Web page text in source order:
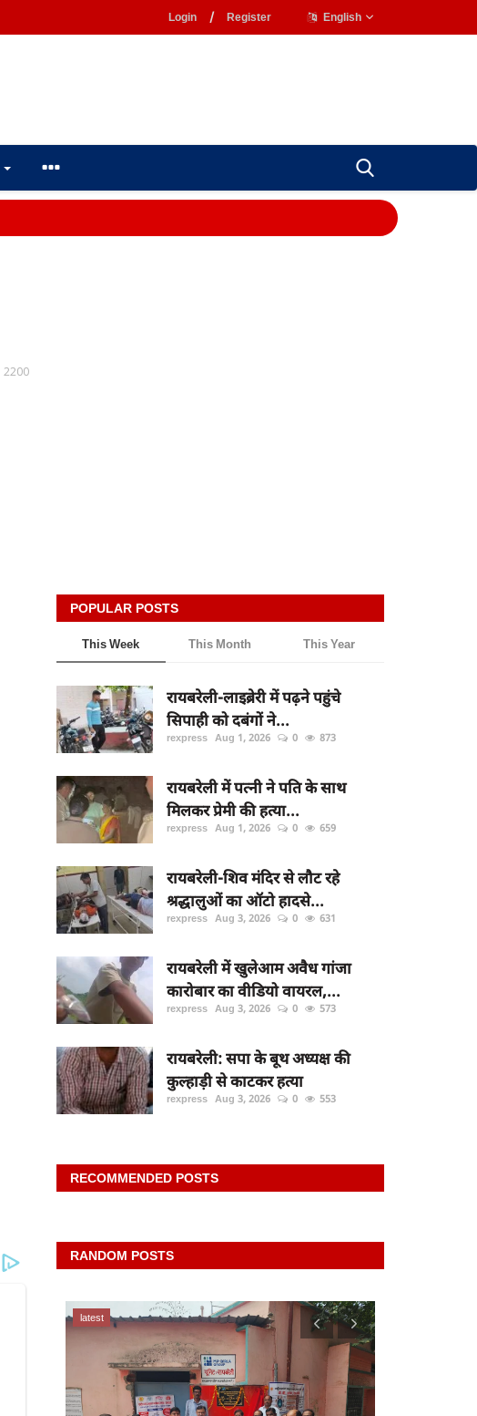
Login / Register English
2200
POPULAR POSTS
This Week This Month This Year
रायबरेली-लाइब्रेरी में पढ़ने पहुंचे
सिपाही को दबंगों ने...
rexpress Aug 1, 2026 0 873
रायबरेली में पत्नी ने पति के साथ
मिलकर प्रेमी की हत्या...
rexpress Aug 1, 2026 0 659
रायबरेली-शिव मंदिर से लौट रहे
श्रद्धालुओं का ऑटो हादसे...
rexpress Aug 3, 2026 0 631
रायबरेली में खुलेआम अवैध गांजा
कारोबार का वीडियो वायरल,...
rexpress Aug 3, 2026 0 573
रायबरेली: सपा के बूथ अध्यक्ष की
कुल्हाड़ी से काटकर हत्या
rexpress Aug 3, 2026 0 553
RECOMMENDED POSTS
RANDOM POSTS
latest